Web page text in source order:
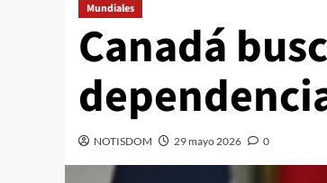
Mundiales
Canadá
NOTISDOM 29 mayo 2026 0